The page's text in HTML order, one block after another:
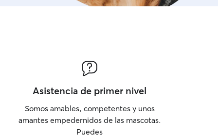
Asistencia de primer nivel
Somos amables, competentes y unos
amantes empedernidos de las mascotas.
Puedes